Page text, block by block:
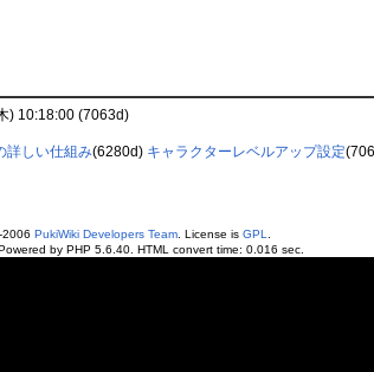
) 10:18:00 (7063d)
詳しい仕組み(6280d) キャラクターレベルアップ設定
PukiWiki Developers Team . License is GPL
Powered by PHP 5.6.40. HTML convert time: 0.016 sec.